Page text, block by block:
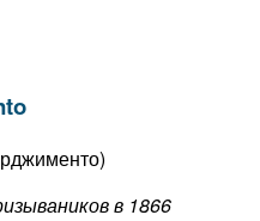
в 1866